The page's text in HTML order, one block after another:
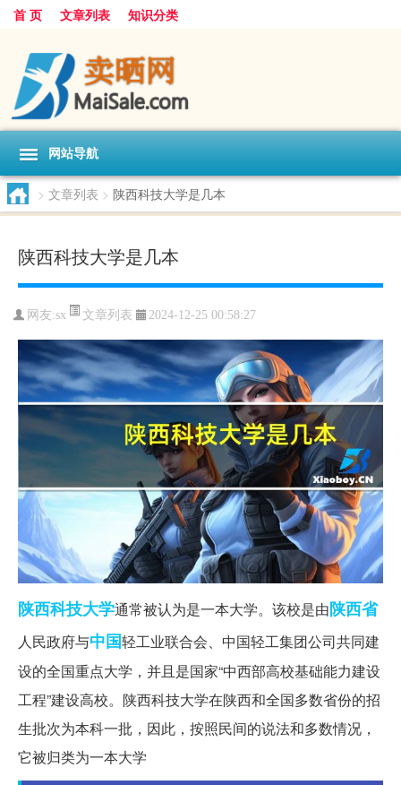
首 页 文章列表 知识分类
网站导航
> 文章列表 > 陕西科技大学是几本
陕西科技大学是几本
网友:sx 文章列表 2024-12-25 00:58:27
陕西科技大学通常被认为是一本大学。该校是由陕西省
人民政府与中国轻工业联合会、中国轻工集团公司共同建
设的全国重点大学，并且是国家“中西部高校基础能力建设
工程”建设高校。陕西科技大学在陕西和全国多数省份的招
生批次为本科一批，因此，按照民间的说法和多数情况，
它被归类为一本大学